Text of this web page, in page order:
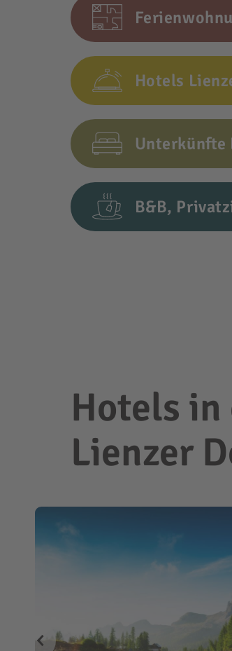
Hotels
Unterkünfte
B&B,
Hotels
Lienzer